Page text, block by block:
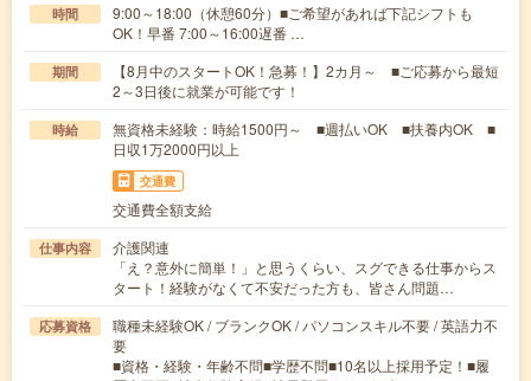
時間
9:00～18:00（休憩60分）■ご希望があれば下記シフトも
OK！早番 7:00～16:00遅番 …
期間
【8月中のスタートOK！急募！】2カ月～ ■ご応募から最短
2～3日後に就業が可能です！
時給
無資格未経験：時給1500円～ ■週払いOK ■扶養内OK ■
日収1万2000円以上
交通費
交通費全額支給
仕事内容
介護関連
「え？意外に簡単！」と思うくらい、スグできる仕事からス
タート！経験がなくて不安だった方も、皆さん問題…
応募資格
職種未経験OK / ブランクOK / パソコンスキル不要 / 英語力不
要
■資格・経験・年齢不問■学歴不問■10名以上採用予定！■履